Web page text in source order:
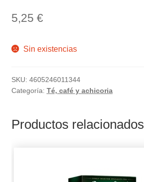
5,25 €
Sin existencias
SKU: 4605246011344
Categoría: Té, café y achicoria
Productos relacionados